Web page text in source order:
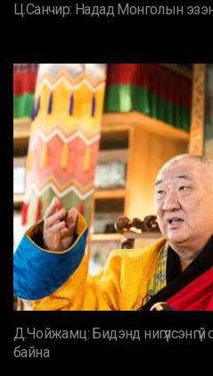
Ц.Санчир: Надад Монголын
Д.Чойжамц: Бидэнд
байна